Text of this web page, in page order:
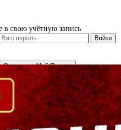
в свою учётную запись
регионе